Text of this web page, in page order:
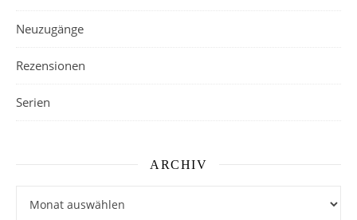
Neuzugänge
Rezensionen
Serien
ARCHIV